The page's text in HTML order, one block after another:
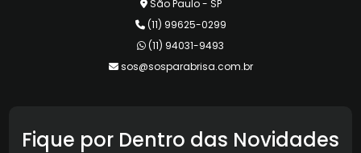
São Paulo - SP
(11) 99625-0299
(11) 94031-9493
sos@sosparabrisa.com.br
Fique por Dentro das Novidades